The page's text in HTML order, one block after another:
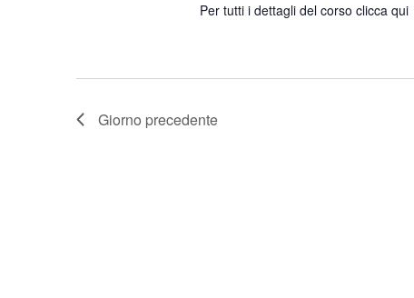
Per tutti i dettagli del corso clicca qui
Giorno precedente